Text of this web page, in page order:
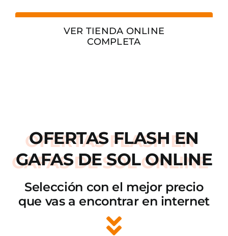
VER TIENDA ONLINE
COMPLETA
OFERTAS FLASH EN
GAFAS DE SOL ONLINE
Selección con el mejor precio
que vas a encontrar en internet